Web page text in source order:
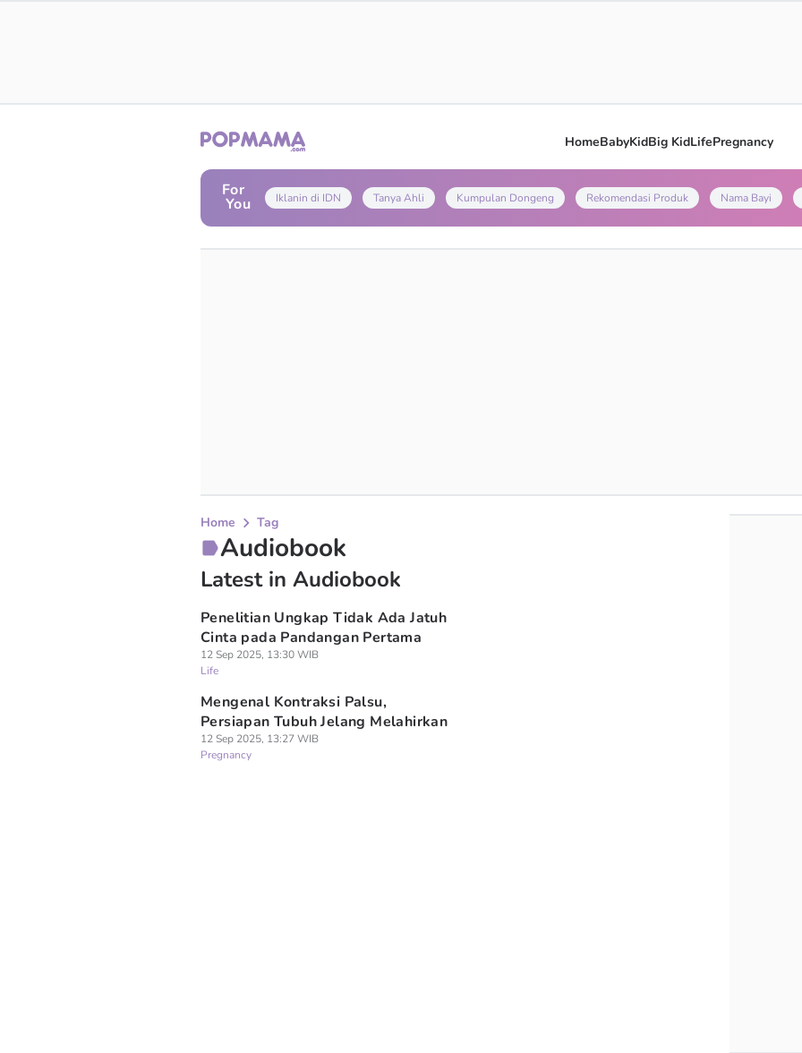
HomeBabyKidBig KidLifePregnancy
For
You Iklanin di IDN Tanya Ahli Kumpulan Dongeng Rekomendasi Produk Nama Bayi
Home Tag
Audiobook
Latest in Audiobook
Penelitian Ungkap Tidak Ada Jatuh
Cinta pada Pandangan Pertama
12 Sep 2025, 13:30 WIB
Life
Mengenal Kontraksi Palsu,
Persiapan Tubuh Jelang Melahirkan
12 Sep 2025, 13:27 WIB
Pregnancy